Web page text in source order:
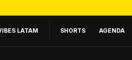
LATAM SHORTS AGENDA